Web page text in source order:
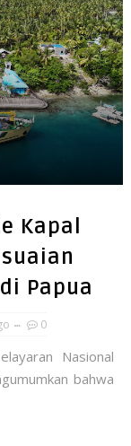
Kapal
Papua
0
Nasional
bahwa